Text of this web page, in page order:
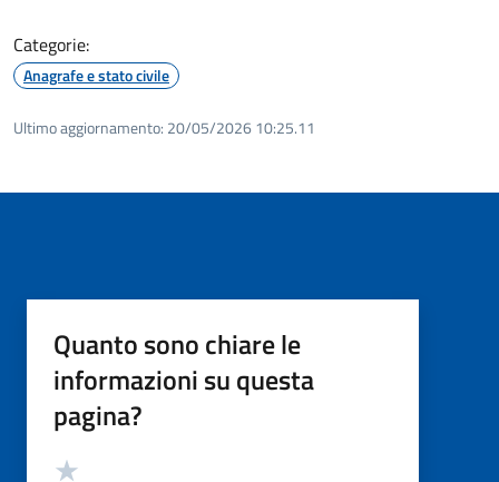
Categorie:
Anagrafe e stato civile
Ultimo aggiornamento: 20/05/2026 10:25.11
Quanto sono chiare le
informazioni su questa
pagina?
Valutazione